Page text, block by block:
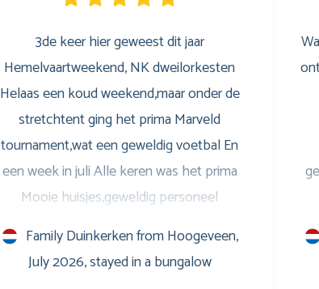
3de keer hier geweest dit jaar
Hemelvaartweekend, NK dweilorkesten
Helaas een koud weekend,maar onder de
stretchtent ging het prima Marveld
tournament,wat een geweldig voetbal En
een week in juli Alle keren was het prima
Mooie huisjes,geweldig personeel
Entertainment voor de jongeren,is ook prima
Savonds op het terras leuke muziek,en
natuurlijk het WK voetbal op het scherm
Family Duinkerken from Hoogeveen,
July 2026, stayed in a bungalow